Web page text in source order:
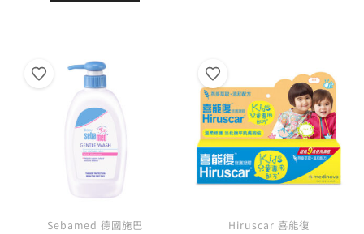
Sebamed 德國施巴 Hiruscar 喜能復